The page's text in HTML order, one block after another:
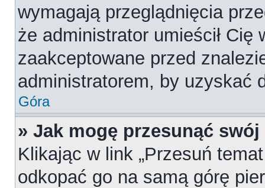
wymagają przeglądnięcia
że administrator umieścił
zaakceptowane przed
administratorem, by uzyskać
Góra
» Jak mogę przesunąć
Klikając w link „Przesuń
odkopać go na samą górę